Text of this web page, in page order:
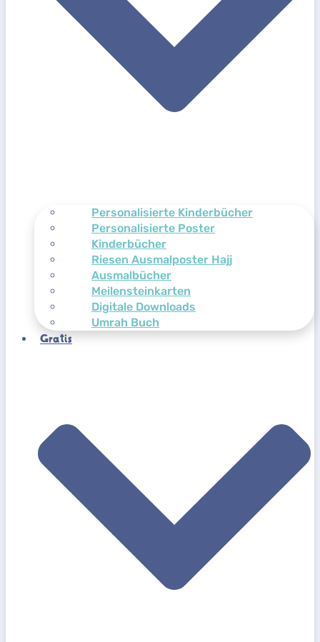
Personalisierte Kinderbücher
Personalisierte Poster
Kinderbücher
Riesen Ausmalposter Hajj
Ausmalbücher
Meilensteinkarten
Digitale Downloads
Umrah Buch
Gratis